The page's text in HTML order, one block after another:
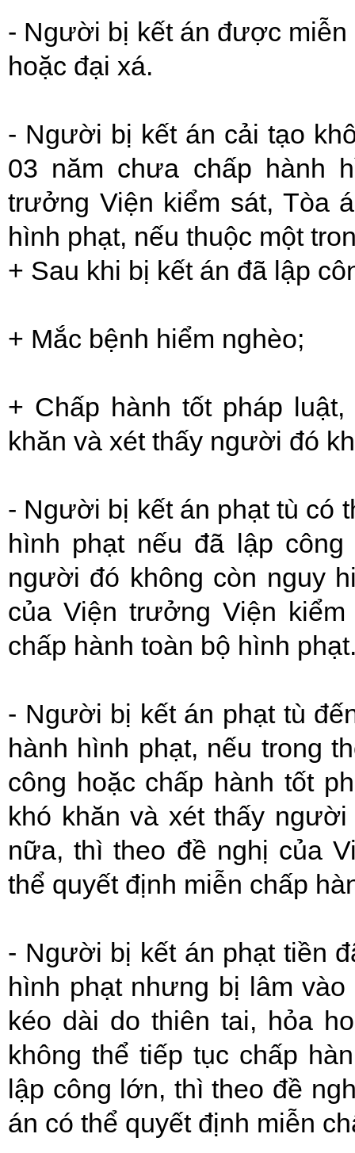
- Người bị kết án được
hoặc đại xá.
- Người bị kết án cải tạo
03 năm chưa chấp hành
trưởng Viện kiểm sát, Tòa
hình phạt, nếu thuộc một
+ Sau khi bị kết án đã lập
+ Mắc bệnh hiểm nghèo;
+ Chấp hành tốt pháp
khăn và xét thấy người đó
- Người bị kết án phạt tù có
hình phạt nếu đã lập
người đó không còn nguy
của Viện trưởng Viện
chấp hành toàn bộ hình
- Người bị kết án phạt tù
hành hình phạt, nếu trong
công hoặc chấp hành tốt
khó khăn và xét thấy
nữa, thì theo đề nghị của
thể quyết định miễn chấp
- Người bị kết án phạt tiền
hình phạt nhưng bị lâm
kéo dài do thiên tai, hỏa
không thể tiếp tục chấp
lập công lớn, thì theo đề
án có thể quyết định miễn